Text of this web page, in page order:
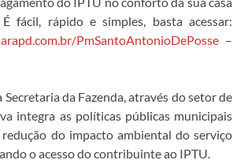
fácil, rápido e simples, basta acessar:
PmSantoAntonioDePosse –
da Fazenda, através do setor de
integra as políticas públicas municipais
do impacto ambiental do serviço
o acesso do contribuinte ao IPTU.